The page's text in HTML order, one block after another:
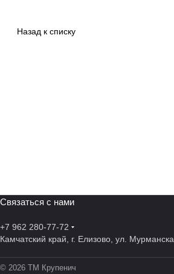
Назад к списку
Связаться с нами
+7 962 280-77-72
Камчатский край, г. Елизово, ул.
© 2026 ТМ Крупенич